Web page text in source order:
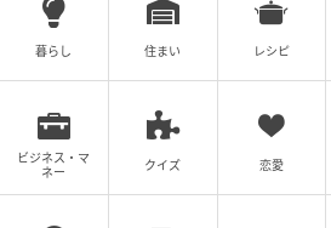
暮らし 住まい レシピ
ビジネス・マ
ネー
クイズ 恋愛